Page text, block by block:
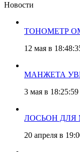
Новости
ТОНОМЕТР
12 мая в
МАНЖЕТА
3 мая в 18:25:59
ЛОСЬОН ДЛЯ
20 апреля в